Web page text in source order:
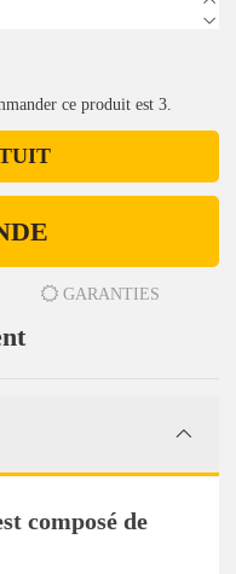
ce produit est 3.
GARANTIES
composé de